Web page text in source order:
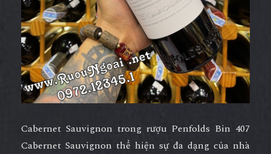
Cabernet Sauvignon trong rượu Penfolds Bin 407
Cabernet Sauvignon thể hiện sự đa dạng của nhà